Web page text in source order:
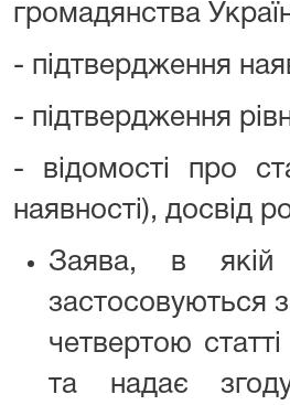
громадянства
- підтвердження
- підтвердження
- відомості про
наявності), досвід
Заява, в
застосовуються
четвертою
та надає